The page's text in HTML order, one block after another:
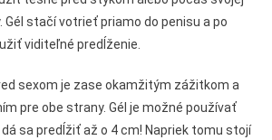
Gél stačí votrieť priamo do penisu a po
viditeľné predĺženie.
sexom je zase okamžitým zážitkom a
pre obe strany. Gél je možné používať
sa predĺžiť až o 4 cm! Napriek tomu stojí